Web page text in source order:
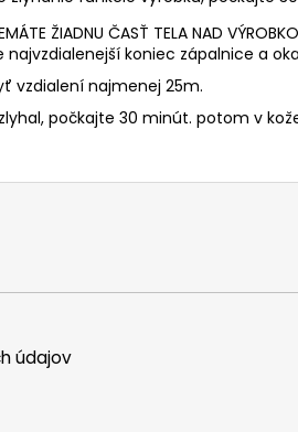
ŽIADNU ČASŤ TELA NAD
najvzdialenejší koniec zápalnice a
vzdialení najmenej 25m.
počkajte 30 minút. potom v
údajov